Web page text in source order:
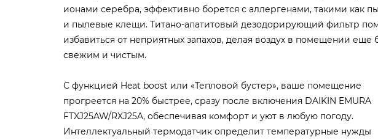
ионами серебра, эффективно борется с аллергенами, такими как
и пылевые клещи. Титано-апатитовый дезодорирующий фильтр
избавиться от неприятных запахов, делая воздух в помещении еще
свежим и чистым.
С функцией Heat boost или «Тепловой бустер», ваше помещение
прогреется на 20% быстрее, сразу после включения DAIKIN EMURA
FTXJ25AW/RXJ25A, обеспечивая комфорт и уют в любую погоду.
Интеллектуальный термодатчик определит температурные нужды